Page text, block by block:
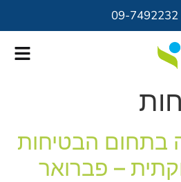
09-7492232
בתחום הבטיחות
– פברואר